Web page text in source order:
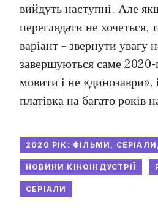
вийдуть наступні. Але
переглядати не хочеться,
варіант – звернути увагу
завершуються саме
мовити і не «динозаври»,
платівка на багато років
2020 РІК: ФІЛЬМИ,
НОВИНИ КІНОІНДУСТРІЇ
СЕРІАЛИ